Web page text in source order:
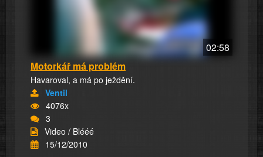
02:58
Motorkář má problém
Havaroval, a má po ježdění.
Ventil
4076x
3
Video / Blééé
15/12/2010